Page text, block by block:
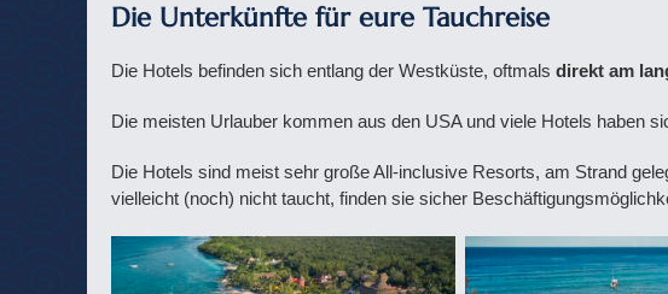
Die Unterkünfte für eure Tauchreise
Die Hotels befinden sich entlang der Westküste, oftmals direkt am
Die meisten Urlauber kommen aus den USA und viele Hotels haben
Die Hotels sind meist sehr große All-inclusive Resorts, am Strand
vielleicht (noch) nicht taucht, finden sie sicher